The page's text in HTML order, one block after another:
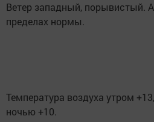
Ветер западный, порывистый.
пределах нормы.
Температура воздуха утром
ночью +10.